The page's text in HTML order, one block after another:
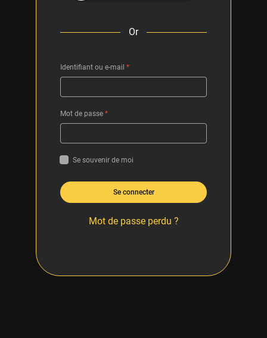
Or
Identifiant ou e-mail *
Mot de passe *
Se souvenir de moi
Se connecter
Mot de passe perdu ?